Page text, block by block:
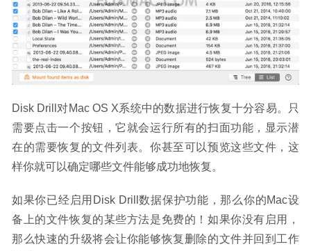
Disk Drill对Mac OS X系统中的数据进行恢复十分容易。只
需要点击一个按钮，它就会运行所有的扫面功能，显示潜
在的需要恢复的文件列表。你甚至可以预览这些文件，这
样你就可以确定哪些文件能够成功地恢复。
如果你已经启用Disk Drill数据保护功能，那么你的Mac设
备上的文件恢复的某些方法是免费的！如果你没有启用，
那么快速的升级将会让你能够恢复删除的文件并回到工作